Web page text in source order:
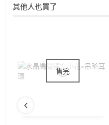
其他人也買了